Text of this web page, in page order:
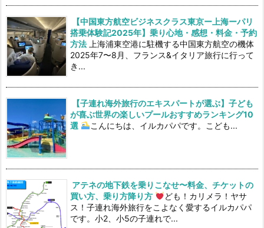
【中国東方航空ビジネスクラス東京ー上海ーパリ
搭乗体験記2025年】乗り心地・感想・料金・予約
方法 上海浦東空港に駐機する中国東方航空の機体
2025年7〜8月、フランス&イタリア旅行に行って
き...
【子連れ海外旅行のエキスパートが選ぶ】子ども
が喜ぶ世界の楽しいプールおすすめランキング10
選
こんにちは、イルカパパです。こども...
アテネの地下鉄を乗りこなせ〜料金、チケットの
買い方、乗り方降り方
ども！カリメラ！ヤサ
ス！子連れ海外旅行をこよなく愛するイルカパパ
です。小2、小5の子連れで...